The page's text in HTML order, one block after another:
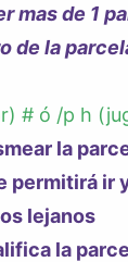
mas de 1
de la
# ó /p h
la
permitirá ir
lejanos
la